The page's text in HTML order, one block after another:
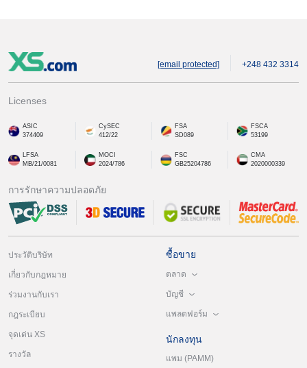
[email protected] +248 432 3314
Licenses
ASIC
374409
CySEC
412/22
FSA
SD089
FSCA
53199
LFSA
MB/21/0081
MOCI
2024/786
FSC
GB25204786
CMA
2020000339
การรักษาความปลอดภัย
ประวัติบริษัท
เกี่ยวกับกฎหมาย
ร่วมงานกับเรา
กฎระเบียบ
จุดเด่น XS
รางวัล
ซื้อขาย
ตลาด
บัญชี
แพลตฟอร์ม
นักลงทุน
แพม (PAMM)